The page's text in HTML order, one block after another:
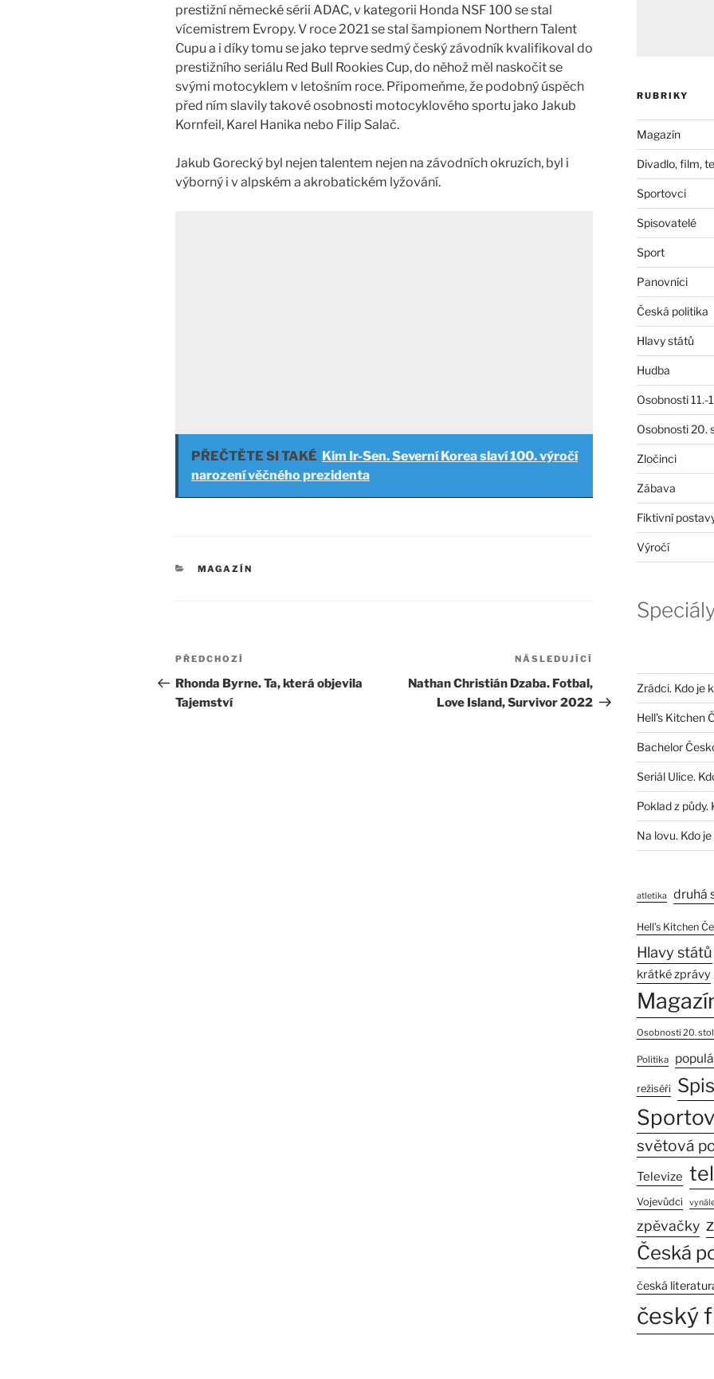
prestižní německé sérii ADAC, v kategorii Honda NSF 100 se stal
vícemistrem Evropy. V roce 2021 se stal šampionem Northern Talent
Cupu a i díky tomu se jako teprve sedmý český závodník kvalifikoval do
prestižního seriálu Red Bull Rookies Cup, do něhož měl naskočit se
svými motocyklem v letošním roce. Připomeňme, že podobný úspěch
před ním slavily takové osobnosti motocyklového sportu jako Jakub
Kornfeil, Karel Hanika nebo Filip Salač.
Jakub Gorecký byl nejen talentem nejen na závodních okruzích, byl i
výborný i v alpském a akrobatickém lyžování.
PŘEČTĚTE SI TAKÉ Kim Ir-Sen. Severní Korea slaví 100. výročí
narození věčného prezidenta
RUBRIKY
MAGAZÍN
Navigace
pro
příspěvek
Předchozí
příspěvek
PŘEDCHOZÍ
Rhonda Byrne. Ta, která objevila
Tajemství
příspěvek
NÁSLEDUJÍCÍ
Nathan Christián Dzaba. Fotbal,
Love Island, Survivor 2022
RUBRIKY
Magazín
Divadlo, film,
Sportovci
Spisovatelé
Sport
Panovníci
Česká politika
Hlavy států
Hudba
Osobnosti 11.-
Osobnosti 20.
Zločinci
Zábava
Fiktivní
Výročí
Zrádci. Kdo je
Hell’s Kitchen
Bachelor
Seriál Ulice.
Poklad z půdy.
Na lovu. Kdo
atletika druhá
Hell’s Kitchen
Hlavy států
krátké zprávy
Osobnosti 20.
Politika
režiséři
světová
Televize
Vojevůdci
zpěvačky
Česká
česká
český